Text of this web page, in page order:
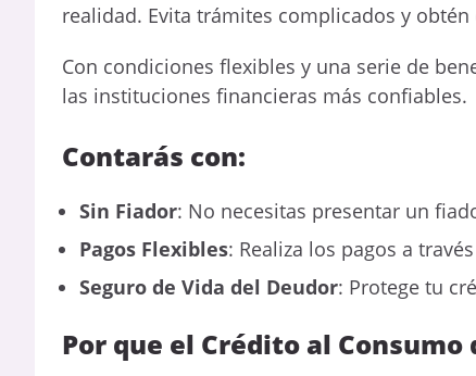
realidad. Evita trámites complicados y
Con condiciones flexibles y una serie de
las instituciones financieras más confiables.
Contarás con:
Sin Fiador: No necesitas presentar un
Pagos Flexibles: Realiza los pagos a
Seguro de Vida del Deudor: Protege tu
Por que el Crédito al